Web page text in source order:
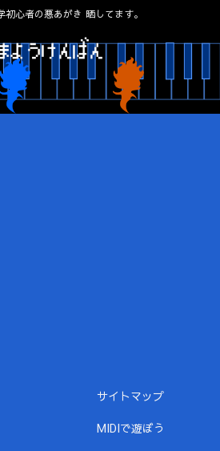
初心者の悪あがき 晒してます。
サイトマップ
MIDIで遊ぼう